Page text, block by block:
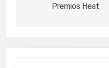
Premios Heat